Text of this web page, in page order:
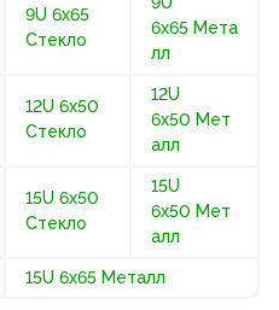
9U 6x65
Стекло
6x65 Мета
лл
12U 6x50
Стекло
12U
6x50 Мет
алл
15U 6x50
Стекло
15U
6x50 Мет
алл
15U 6x65 Металл